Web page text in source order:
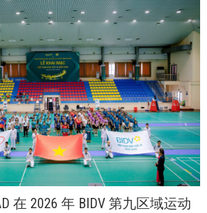
在 2026 年 BIDV 第九区域运动